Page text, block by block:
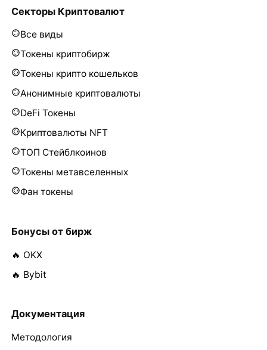
Секторы Криптовалют
Все виды
Токены криптобирж
Токены крипто кошельков
Анонимные криптовалюты
DeFi Токены
Криптовалюты NFT
ТОП Стейблкоинов
Токены метавселенных
Фан токены
Бонусы от бирж
🔥 OKX
🔥 Bybit
Документация
Методология